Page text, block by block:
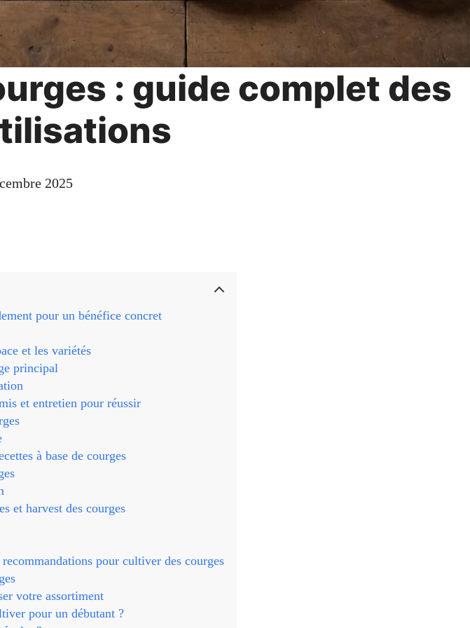
: guide complet des
2025
pour un bénéfice concret
et les variétés
principal
et entretien pour réussir
à base de courges
et harvest des courges
pour cultiver des courges
votre assortiment
pour un débutant ?